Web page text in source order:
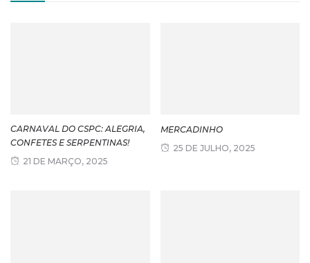
CARNAVAL DO CSPC: ALEGRIA,
CONFETES E SERPENTINAS!
21 DE MARÇO, 2025
MERCADINHO
25 DE JULHO, 2025